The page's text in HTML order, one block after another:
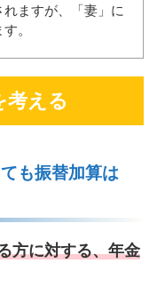
ますが、「妻」に
。
考える
も振替加算は
方に対する、年金